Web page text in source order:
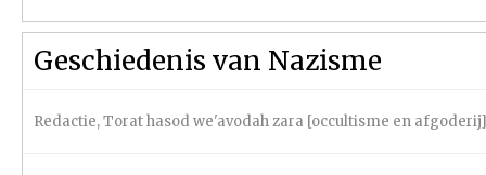
Geschiedenis van Nazisme
Redactie,Torat hasod we'avodah zara [occultisme en afgoderij]